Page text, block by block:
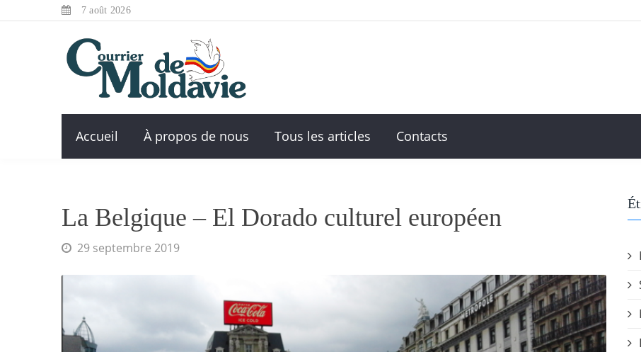
7 août 2026
Accueil À propos de nous Tous les articles Contacts
La Belgique – El Dorado culturel européen
29 septembre 2019